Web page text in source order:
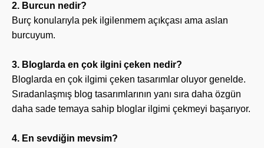
2. Burcun nedir?
Burç konularıyla pek ilgilenmem açıkçası ama aslan
burcuyum.
3. Bloglarda en çok ilgini çeken nedir?
Bloglarda en çok ilgimi çeken tasarımlar oluyor genelde.
Sıradanlaşmış blog tasarımlarının yanı sıra daha özgün
daha sade temaya sahip bloglar ilgimi çekmeyi başarıyor.
4. En sevdiğin mevsim?